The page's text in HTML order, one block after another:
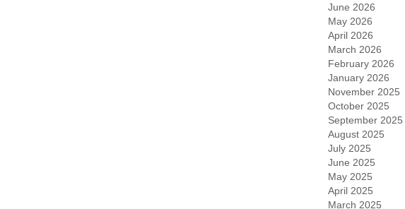
June 2026
May 2026
April 2026
March 2026
February 2026
January 2026
November 2025
October 2025
September 2025
August 2025
July 2025
June 2025
May 2025
April 2025
March 2025